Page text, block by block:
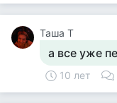
Таша Т
а все уже
10 лет